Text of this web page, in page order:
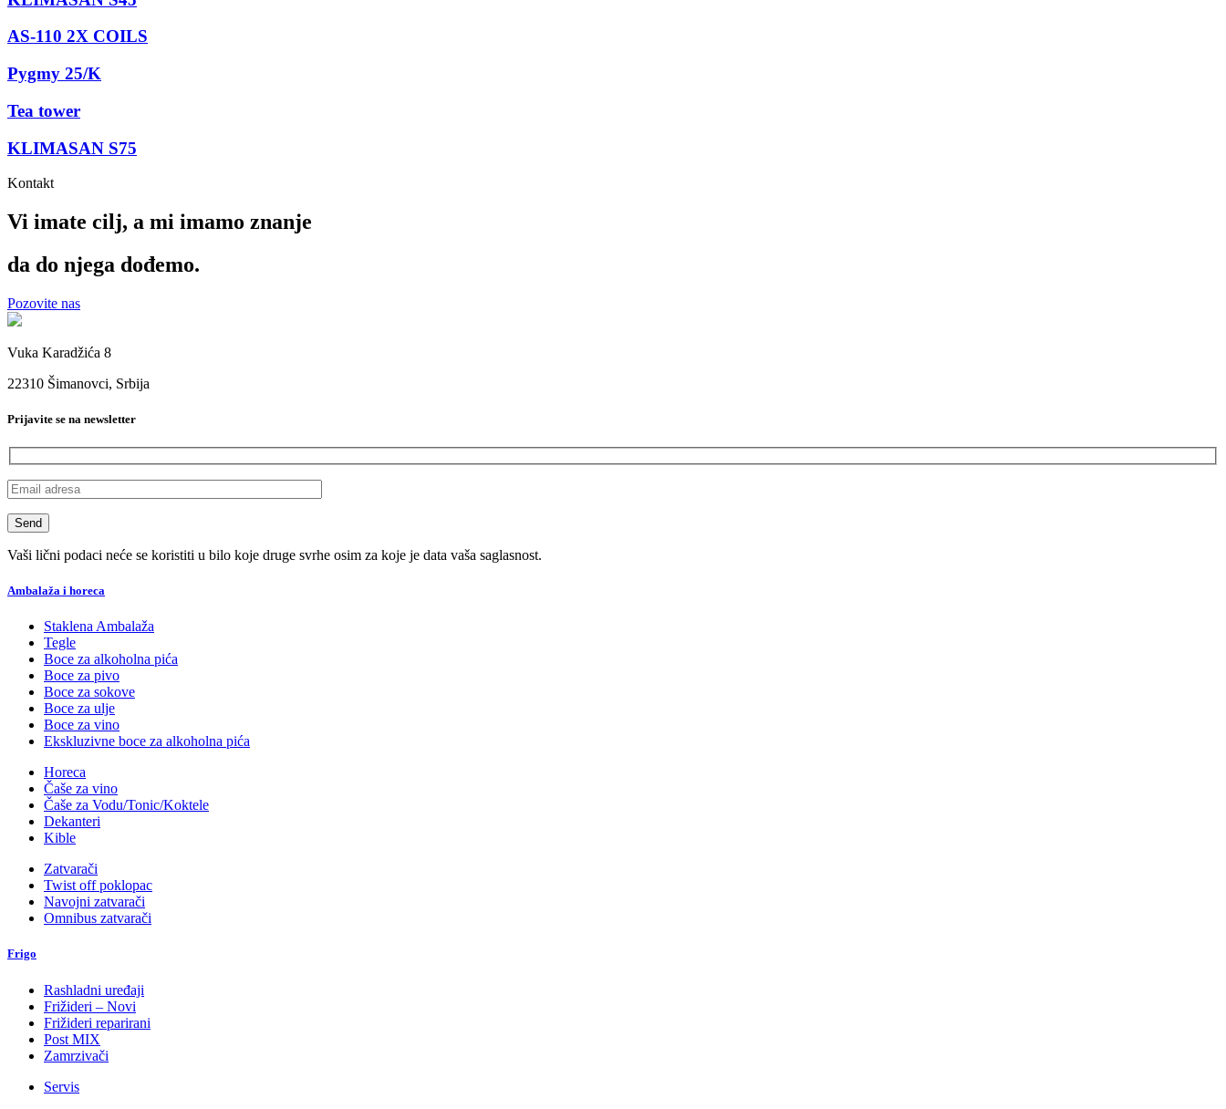
AS-110 2X COILS
Pygmy 25/K
Tea tower
KLIMASAN S75
Kontakt
Vi imate cilj, a mi imamo znanje
da do njega dođemo.
Pozovite nas
Vuka Karadžića 8
22310 Šimanovci, Srbija
Prijavite se na newsletter
Vaši lični podaci neće se koristiti u bilo koje druge svrhe osim za koje je data vaša saglasnost.
Ambalaža i horeca
Staklena Ambalaža
Tegle
Boce za alkoholna pića
Boce za pivo
Boce za sokove
Boce za ulje
Boce za vino
Ekskluzivne boce za alkoholna pića
Horeca
Čaše za vino
Čaše za Vodu/Tonic/Koktele
Dekanteri
Kible
Zatvarači
Twist off poklopac
Navojni zatvarači
Omnibus zatvarači
Frigo
Rashladni uređaji
Frižideri – Novi
Frižideri reparirani
Post MIX
Zamrzivači
Servis